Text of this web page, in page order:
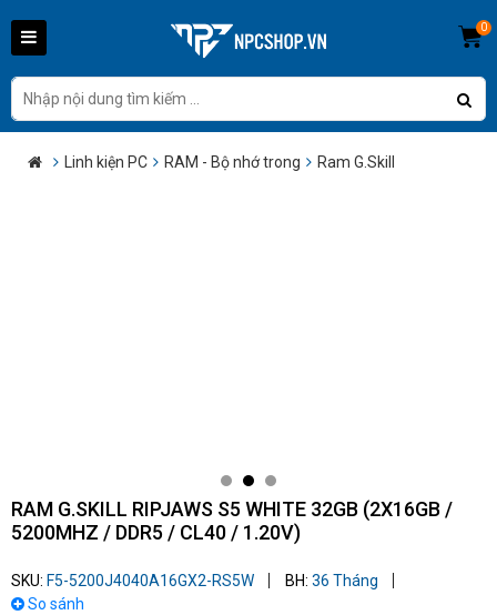
0
Linh kiện PC RAM - Bộ nhớ trong Ram G.Skill
RAM G.SKILL RIPJAWS S5 WHITE 32GB (2X16GB /
5200MHZ / DDR5 / CL40 / 1.20V)
SKU: F5-5200J4040A16GX2-RS5W BH: 36 Tháng
So sánh